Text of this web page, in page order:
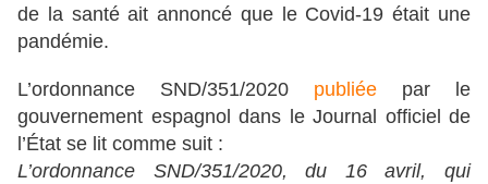
de la santé ait annoncé que le Covid-19 était une
pandémie.
L’ordonnance SND/351/2020 publiée par le
gouvernement espagnol dans le Journal officiel de
l’État se lit comme suit :
L’ordonnance SND/351/2020, du 16 avril, qui